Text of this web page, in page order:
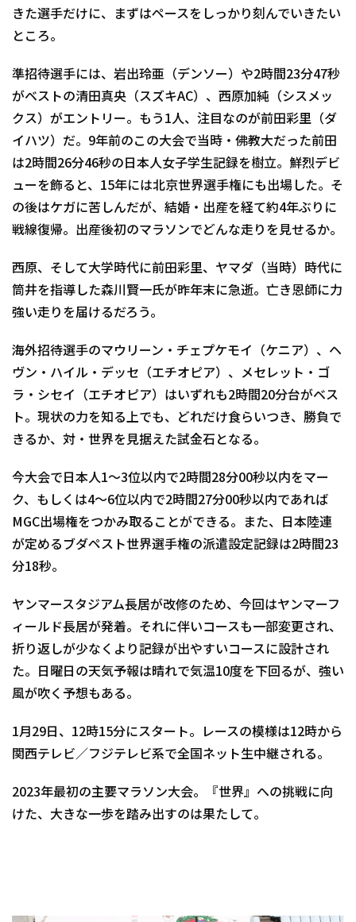
きた選手だけに、まずはペースをしっかり刻んでいきたい
ところ。
準招待選手には、岩出玲亜（デンソー）や2時間23分47秒
がベストの清田真央（スズキAC）、西原加純（シスメッ
クス）がエントリー。もう1人、注目なのが前田彩里（ダ
イハツ）だ。9年前のこの大会で当時・佛教大だった前田
は2時間26分46秒の日本人女子学生記録を樹立。鮮烈デビ
ューを飾ると、15年には北京世界選手権にも出場した。そ
の後はケガに苦しんだが、結婚・出産を経て約4年ぶりに
戦線復帰。出産後初のマラソンでどんな走りを見せるか。
西原、そして大学時代に前田彩里、ヤマダ（当時）時代に
筒井を指導した森川賢一氏が昨年末に急逝。亡き恩師に力
強い走りを届けるだろう。
海外招待選手のマウリーン・チェプケモイ（ケニア）、ヘ
ヴン・ハイル・デッセ（エチオピア）、メセレット・ゴ
ラ・シセイ（エチオピア）はいずれも2時間20分台がベス
ト。現状の力を知る上でも、どれだけ食らいつき、勝負で
きるか、対・世界を見据えた試金石となる。
今大会で日本人1～3位以内で2時間28分00秒以内をマー
ク、もしくは4～6位以内で2時間27分00秒以内であれば
MGC出場権をつかみ取ることができる。また、日本陸連
が定めるブダペスト世界選手権の派遣設定記録は2時間23
分18秒。
ヤンマースタジアム長居が改修のため、今回はヤンマーフ
ィールド長居が発着。それに伴いコースも一部変更され、
折り返しが少なくより記録が出やすいコースに設計され
た。日曜日の天気予報は晴れで気温10度を下回るが、強い
風が吹く予想もある。
1月29日、12時15分にスタート。レースの模様は12時から
関西テレビ／フジテレビ系で全国ネット生中継される。
2023年最初の主要マラソン大会。『世界』への挑戦に向
けた、大きな一歩を踏み出すのは果たして。